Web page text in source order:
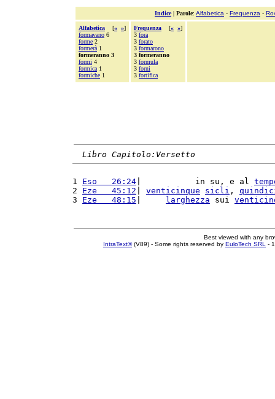
Indice| Parole: Alfabetica - Frequenza -
Alfabetica [« »]
formavano 6
forme 2
formerà 1
formeranno 3
formi 4
formica 1
formiche 1
Frequenza [« »]
3 fora
3 forato
3 formarono
3 formeranno
3 formula
3 forni
3 fortifica
Libro Capitolo:Versetto
1 Eso   26:24 |           in su, e al
2 Eze   45:12 venticinque sicli ,
3 Eze   48:15 larghezza sui
Best viewed with any
IntraText®(V89) - Some rights reserved by EuloTech SRL -